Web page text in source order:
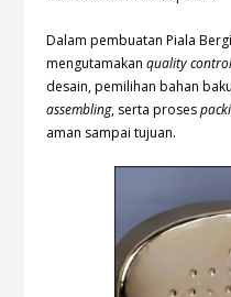
Dalam pembuatan Piala
mengutamakanquality
desain, pemilihan bahan
assembling, serta proses
aman sampai tujuan.